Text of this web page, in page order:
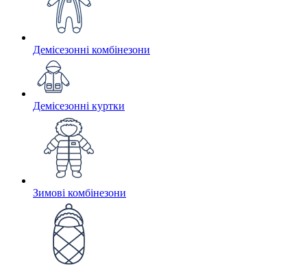
Демісезонні комбінезони
Демісезонні куртки
Зимові комбінезони